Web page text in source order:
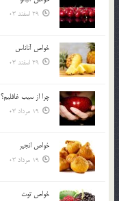
29 اسفند 03
خواص آناناس
29 اسفند 03
چرا از سيب غافليم؟
19 مرداد 03
خواص انجير
19 مرداد 03
خواص توت